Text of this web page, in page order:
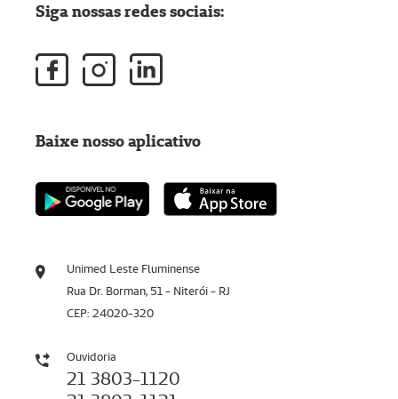
Unimed Leste Fluminense
Rua Dr. Borman, 51 - Niterói - RJ
CEP: 24020-320
Ouvidoria
21 3803-1120
Siga nossas redes sociais:
Baixe nosso aplicativo